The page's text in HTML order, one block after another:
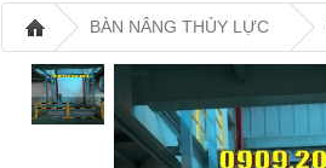
BÀN NÂNG THỦY LỰC